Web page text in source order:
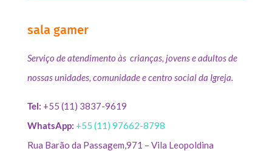
sala gamer
Serviço de atendimento às crianças, jovens e adultos de
nossas unidades, comunidade e centro social da Igreja.
Tel: +55 (11) 3837-9619
WhatsApp: +55 (11) 97662-8798
Rua Barão da Passagem,971 – Vila Leopoldina